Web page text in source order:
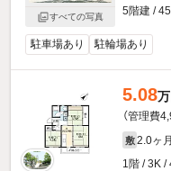
すべての写真
5階建 /
駐車場あり 駐輪場あり
5.08
（管理費
敷 2.0ヶ月
1階 / 3K /